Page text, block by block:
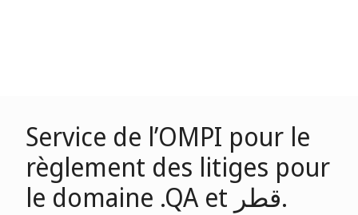
Service de l’OMPI pour le
règlement des litiges pour
le domaine .QA et قطر.